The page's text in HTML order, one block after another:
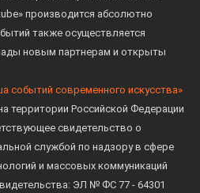
производится абсолютно
также осуществляется
новым партнерам и открыты
событий современного искусства»
территории Российской Федерации
свидетельство о
службой по надзору в сфере
и массовых коммуникаций
ЭЛ № ФС 77 - 64301